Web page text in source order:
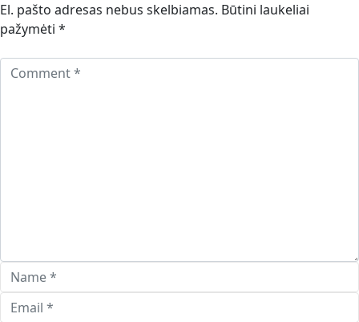
El. pašto adresas nebus skelbiamas. Būtini laukeliai
pažymėti *